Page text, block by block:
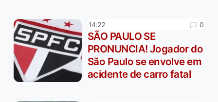
14:22 0
SÃO PAULO SE
PRONUNCIA! Jogador do
São Paulo se envolve em
acidente de carro fatal